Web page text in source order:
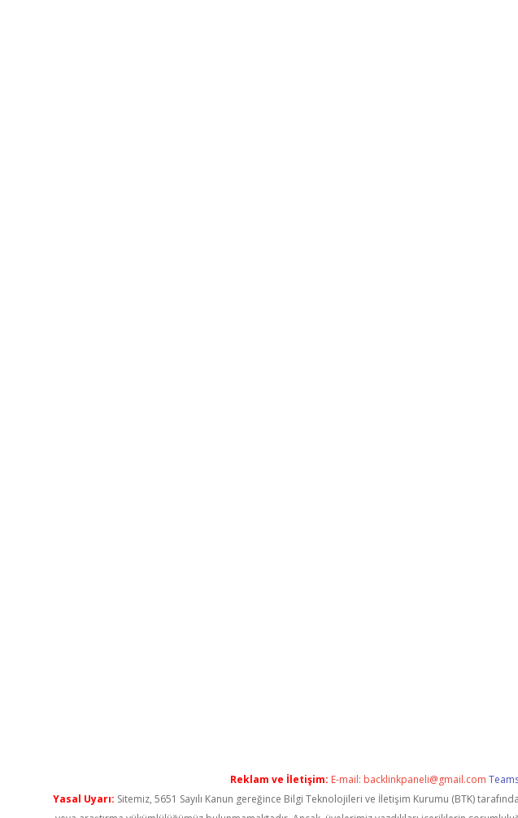
Reklam ve İletişim: E-mail: backlinkpaneli@gmail.com
Yasal Uyarı: Sitemiz, 5651 Sayılı Kanun gereğince Bilgi Teknolojileri ve İletişim Kurumu (BTK)